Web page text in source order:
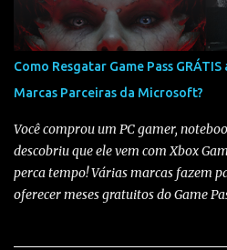
12/06/2025 (Game Pass e xCloud)
26? Observando o histórico, fica
costumam chegar ao Game Pass
uma data oficial definida, todos os
padrão, sendo adicionados ao
nisso, é bem provável que o EA FC 26
Como Resgatar Game Pass
Marcas Parceiras da Microsoft?
Você comprou um PC gamer,
descobriu que ele vem com Xbox
perca tempo! Várias marcas fazem
oferecer meses gratuitos do Game